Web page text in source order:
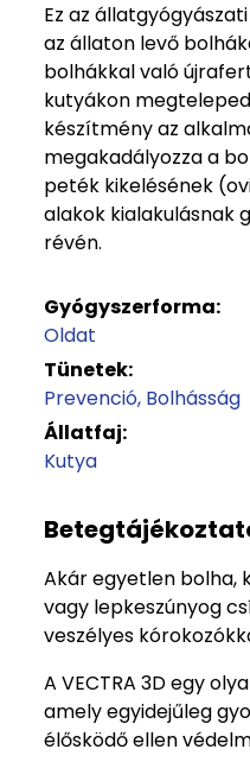
Ez az
az állaton levő
bolhákkal való
kutyákon
készítmény az
megakadályozza a
peték kikelésének
alakok kialakulásnak
révén.
Gyógyszerforma:
Oldat
Tünetek:
Prevenció Bolhásság
Állatfaj:
Kutya
Akár egyetlen bolha,
vagy lepkeszúnyog
veszélyes
A VECTRA 3D egy
amely egyidejűleg
élősködő ellen